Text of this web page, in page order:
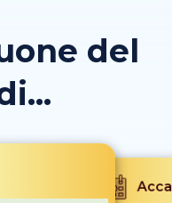
del